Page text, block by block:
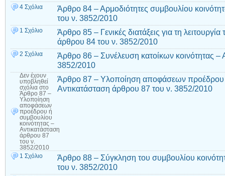
4 Σχόλια
Άρθρο 84 – Αρμοδιότητες συμβουλίου
του ν. 3852/2010
1 Σχόλιο
Άρθρο 85 – Γενικές διατάξεις για τη
άρθρου 84 του ν. 3852/2010
2 Σχόλια
Άρθρο 86 – Συνέλευση κατοίκων κοινότητας –
3852/2010
Δεν έχουν
υποβληθεί
σχόλια στο
Άρθρο 87 –
Υλοποίηση
αποφάσεων
προέδρου ή
συμβουλίου
κοινότητας –
Αντικατάσταση
άρθρου 87
του ν.
3852/2010
Άρθρο 87 – Υλοποίηση αποφάσεων προέδρου
Αντικατάσταση άρθρου 87 του ν. 3852/2010
1 Σχόλιο
Άρθρο 88 – Σύγκληση του συμβουλίου
του ν. 3852/2010